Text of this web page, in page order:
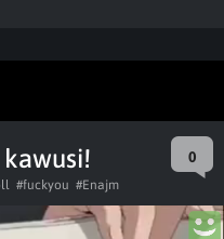
0
#fuckyou #Enajm